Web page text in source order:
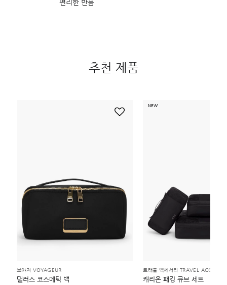
편리한 반품
추천 제품
보야져 VOYAGEUR
댈러스 코스메틱 백
NEW
트래블 액세서리 TRAVEL
캐리온 패킹 큐브 세트